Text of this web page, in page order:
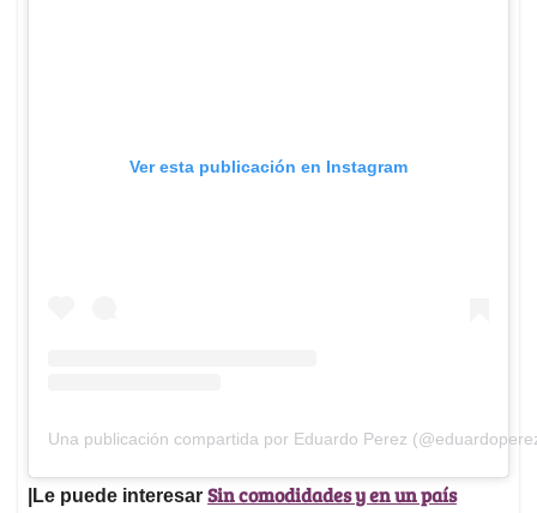
Ver esta publicación en Instagram
Una publicación compartida por Eduardo Perez
|Le puede interesar Sin comodidades y en un país